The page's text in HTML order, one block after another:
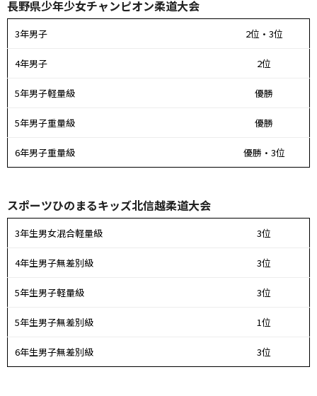
長野県少年少女チャンピオン柔道大会
3年男子 2位・3位
4年男子 2位
5年男子軽量級 優勝
5年男子重量級 優勝
6年男子重量級 優勝・3位
スポーツひのまるキッズ北信越柔道大会
3年生男女混合軽量級 3位
4年生男子無差別級 3位
5年生男子軽量級 3位
5年生男子無差別級 1位
6年生男子無差別級 3位